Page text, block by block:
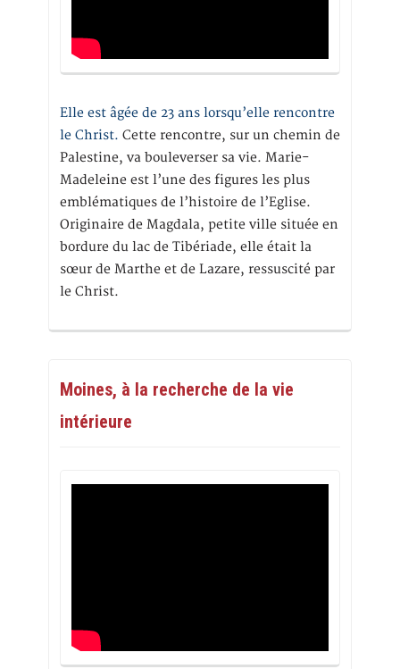
Elle est âgée de 23 ans lorsqu’elle rencontre
le Christ. Cette rencontre, sur un chemin de
Palestine, va bouleverser sa vie. Marie-
Madeleine est l’une des figures les plus
emblématiques de l’histoire de l’Eglise.
Originaire de Magdala, petite ville située en
bordure du lac de Tibériade, elle était la
sœur de Marthe et de Lazare, ressuscité par
le Christ.
Moines, à la recherche de la vie
intérieure